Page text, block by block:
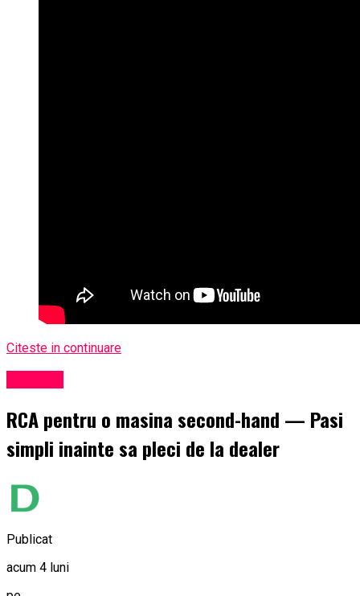
Citeste in continuare
RCA pentru o masina second-hand — Pasi
simpli inainte sa pleci de la dealer
Publicat
acum 4 luni